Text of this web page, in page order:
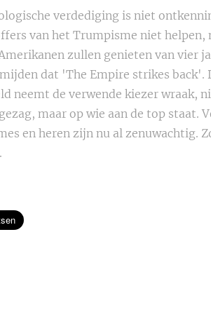
verdediging is niet
van het Trumpisme niet
zullen genieten van vier
dat 'The Empire strikes
neemt de verwende kiezer wraak,
maar op wie aan de top staat.
en heren zijn nu al zenuwachtig.